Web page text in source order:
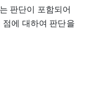
판단이 포함되어
점에 대하여 판단을